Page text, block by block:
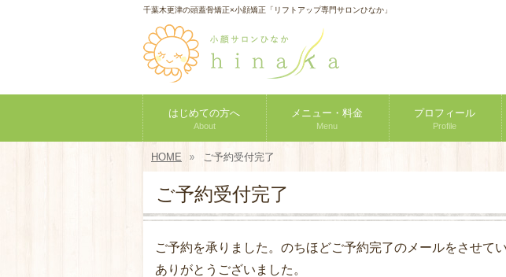
千葉木更津の頭蓋骨矯正×小顔矯正「リフトアップ専門サロンひなか」
はじめての方へ
About
メニュー・料金
Menu
プロフィール
Profile
HOME ご予約受付完了
ご予約受付完了
ご予約を承りました。のちほどご予約完了のメールをさせて
ありがとうございました。